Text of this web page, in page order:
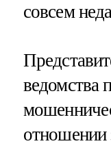
совсем
ведомства
отношении